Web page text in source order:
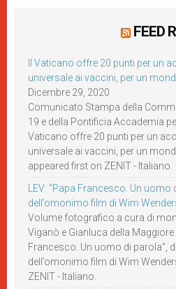
FEED
Il Vaticano offre 20 punti per un
universale ai vaccini, per un
Dicembre 29, 2020
Comunicato Stampa della
19 e della Pontificia Accademia
Vaticano offre 20 punti per un
universale ai vaccini, per un
appeared first on ZENIT - Italiano.
LEV: “Papa Francesco. Un
dell’omonimo film di Wim
Volume fotografico a cura di
Viganò e Gianluca della Maggiore
Francesco. Un uomo di parola”,
dell’omonimo film di Wim
ZENIT - Italiano.